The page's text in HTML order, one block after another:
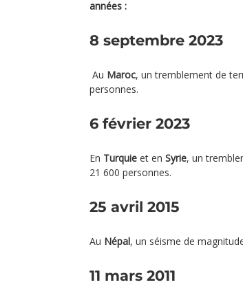
années :
8 septembre 2023
Au Maroc, un tremblement de
personnes.
6 février 2023
En Turquie et en Syrie, un
21 600 personnes.
25 avril 2015
Au Népal, un séisme de
11 mars 2011